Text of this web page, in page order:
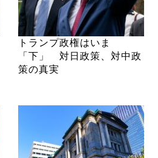
トランプ政権はいま
「下」 対日政策、対中政
策の真実